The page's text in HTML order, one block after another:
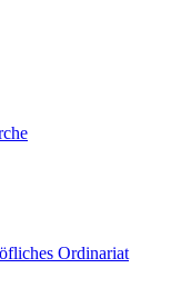
Ordinariat